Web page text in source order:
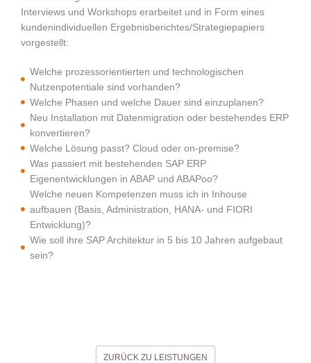
Interviews und Workshops erarbeitet und in Form eines
kundenindividuellen Ergebnisberichtes/Strategiepapiers
vorgestellt:
Welche prozessorientierten und technologischen
Nutzenpotentiale sind vorhanden?
Welche Phasen und welche Dauer sind einzuplanen?
Neu Installation mit Datenmigration oder bestehendes ERP
konvertieren?
Welche Lösung passt? Cloud oder on-premise?
Was passiert mit bestehenden SAP ERP
Eigenentwicklungen in ABAP und ABAPoo?
Welche neuen Kompetenzen muss ich in Inhouse
aufbauen (Basis, Administration, HANA- und FIORI
Entwicklung)?
Wie soll ihre SAP Architektur in 5 bis 10 Jahren aufgebaut
sein?
ZURÜCK ZU LEISTUNGEN